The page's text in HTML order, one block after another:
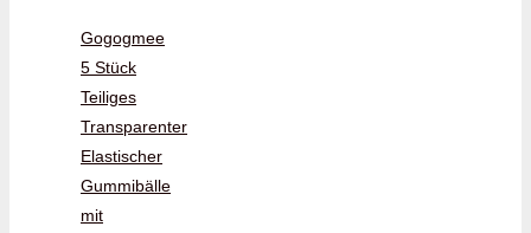
Gogogmee
5 Stück
Teiliges
Transparenter
Elastischer
Gummibälle
mit